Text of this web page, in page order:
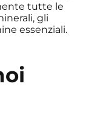
tutte le
gli
essenziali.